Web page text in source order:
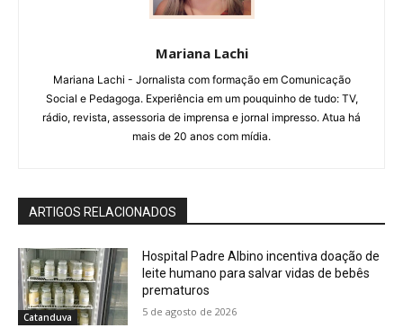
Mariana Lachi
Mariana Lachi - Jornalista com formação em Comunicação
Social e Pedagoga. Experiência em um pouquinho de tudo: TV,
rádio, revista, assessoria de imprensa e jornal impresso. Atua há
mais de 20 anos com mídia.
ARTIGOS RELACIONADOS
Catanduva
Hospital Padre Albino incentiva doação de
leite humano para salvar vidas de bebês
prematuros
5 de agosto de 2026